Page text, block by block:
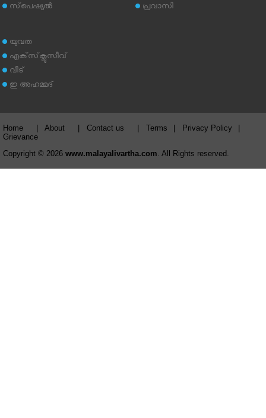
സ്‌പെഷ്യല്‍
പ്രവാസി
യുവത
എക്‌സ്‌ക്ലൂസീവ്
വീട്
ഇ അഹമ്മദ്‌
Home About Contact us Terms Privacy Policy
Grievance
Copyright © 2026 www.malayalivartha.com . All Rights reserved.